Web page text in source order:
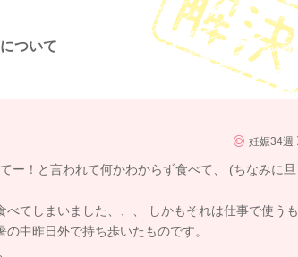
ついて
妊娠34週
ー！と言われて何かわからず食べて、 (ちなみに旦
てしまいました、、、 しかもそれは仕事で使うも
中昨日外で持ち歩いたものです。